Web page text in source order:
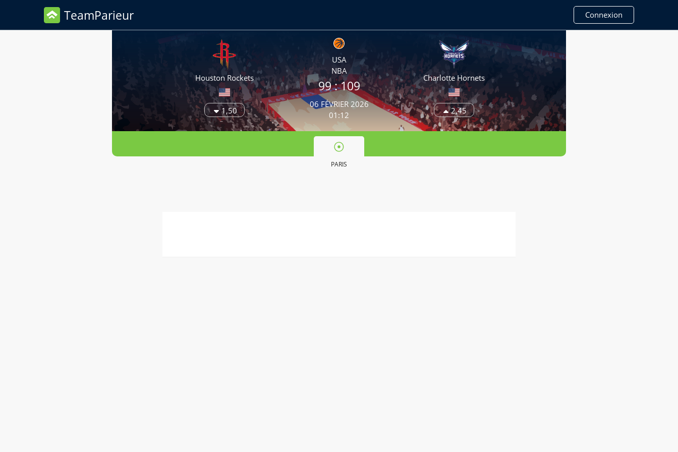
TeamParieur Connexion
Houston Rockets
1,50
USA
NBA
99 :109
06 FÉVRIER 2026
01:12
Charlotte Hornets
2,45
PARIS